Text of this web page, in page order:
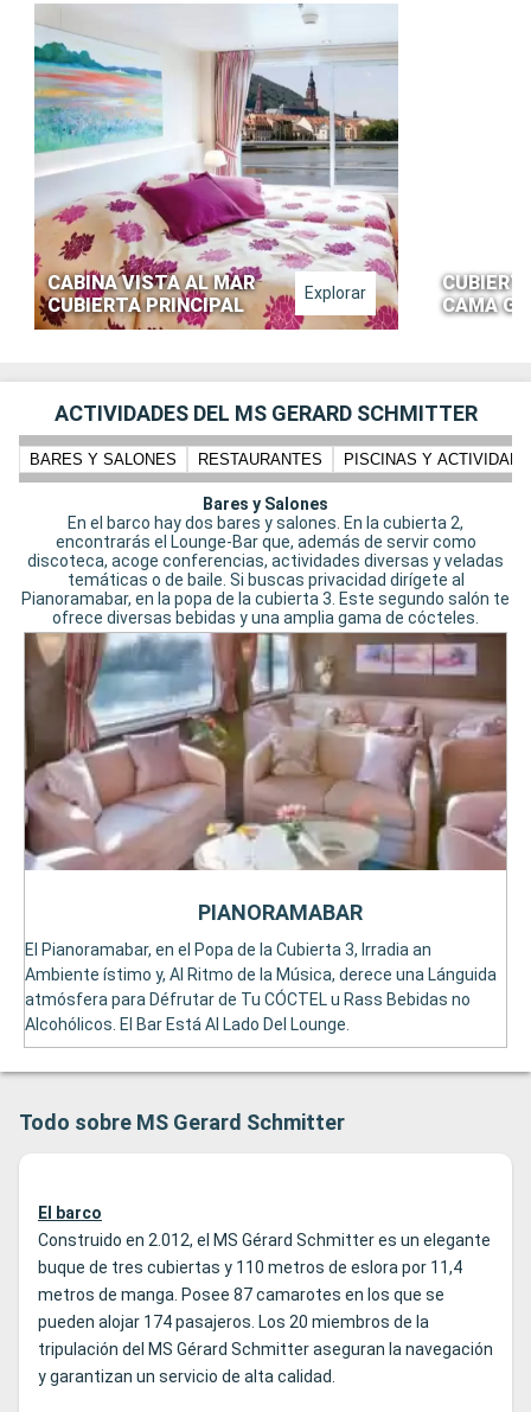
CABINA VISTA AL MAR
CUBIERTA PRINCIPAL
Explorar
CAMA
ACTIVIDADES DEL MS GERARD SCHMITTER
BARES Y SALONES RESTAURANTES PISCINAS Y
Bares y Salones
En el barco hay dos bares y salones. En la cubierta 2,
encontrarás el Lounge-Bar que, además de servir como
discoteca, acoge conferencias, actividades diversas y veladas
temáticas o de baile. Si buscas privacidad dirígete al
Pianoramabar, en la popa de la cubierta 3. Este segundo salón te
ofrece diversas bebidas y una amplia gama de cócteles.
El Pianoramabar, en el Popa de la Cubierta 3, Irradia an
Ambiente ístimo y, Al Ritmo de la Música, derece una Lánguida
atmósfera para Défrutar de Tu CÓCTEL u Rass Bebidas no
Alcohólicos. El Bar Está Al Lado Del Lounge.
PIANORAMABAR
Todo sobre MS Gerard Schmitter
El barco
Construido en 2.012, el MS Gérard Schmitter es un elegante
buque de tres cubiertas y 110 metros de eslora por 11,4
metros de manga. Posee 87 camarotes en los que se
pueden alojar 174 pasajeros. Los 20 miembros de la
tripulación del MS Gérard Schmitter aseguran la navegación
y garantizan un servicio de alta calidad.